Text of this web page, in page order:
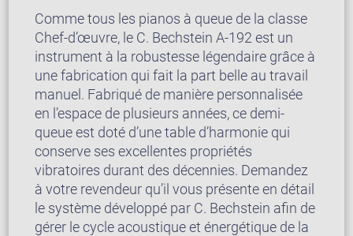
Comme tous les pianos à queue de la classe
Chef-d’œuvre, le C. Bechstein A-192 est un
instrument à la robustesse légendaire grâce à
une fabrication qui fait la part belle au travail
manuel. Fabriqué de manière personnalisée
en l’espace de plusieurs années, ce demi-
queue est doté d’une table d’harmonie qui
conserve ses excellentes propriétés
vibratoires durant des décennies. Demandez
à votre revendeur qu’il vous présente en détail
le système développé par C. Bechstein afin de
gérer le cycle acoustique et énergétique de la